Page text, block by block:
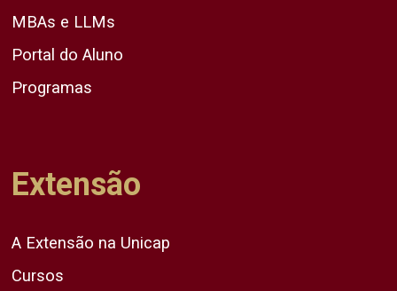
MBAs e LLMs
Portal do Aluno
Programas
Extensão
A Extensão na Unicap
Cursos